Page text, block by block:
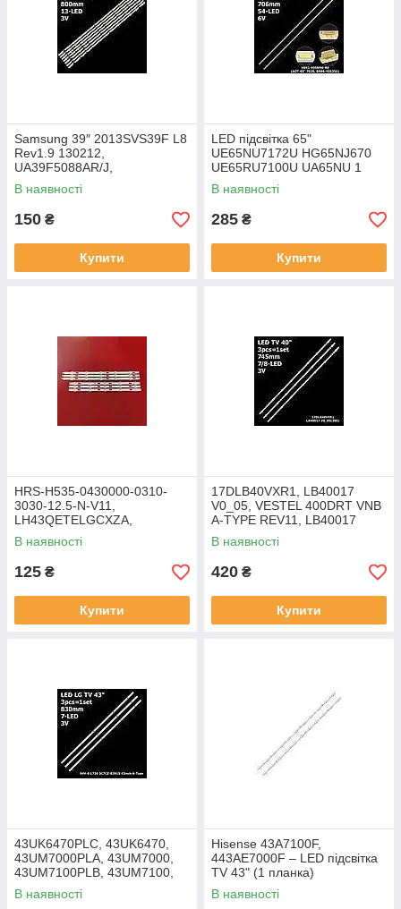
Samsung 39″ 2013SVS39F L8
Rev1.9 130212,
UA39F5088AR/J,
UE39F5300AK, 1 планка LED
підсвітка
В наявності
150 ₴
Купити
LED підсвітка 65"
UE65NU7172U HG65NJ670
UE65RU7100U UA65NU 1
планка
В наявності
285 ₴
Купити
HRS-H535-0430000-0310-
3030-12.5-N-V11,
LH43QETELGCXZA,
UE43TU7100 – LED підсвітка
TV 43"
В наявності
125 ₴
Купити
17DLB40VXR1, LB40017
V0_05, VESTEL 400DRT VNB
A-TYPE REV11, LB40017
V0_03, VES400UNDS-2D-N11
– LED підсвітка TV 40" (3 шт.)
В наявності
420 ₴
Купити
43UK6470PLC, 43UK6470,
43UM7000PLA, 43UM7000,
43UM7100PLB, 43UM7100,
WOOREE 43 UHD,
43UM7000PLA – LED
В наявності
Hisense 43A7100F,
443AE7000F – LED підсвітка
TV 43" (1 планка)
В наявності